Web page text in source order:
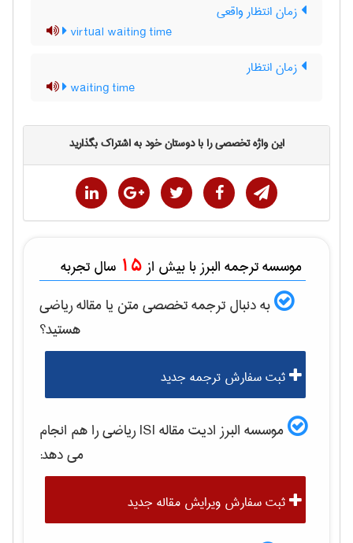
زمان انتظار واقعی
virtual waiting time
زمان انتظار
waiting time
این واژه تخصصی را با دوستان خود به اشتراک بگذارید
موسسه ترجمه البرز با بیش از 15 سال تجربه
به دنبال ترجمه تخصصی متن یا مقالهرياضی
هستید؟
ثبت سفارش ترجمه جدید
موسسه البرز ادیت مقاله ISI رياضیرا هم انجام
می دهد:
ثبت سفارش ویرایش مقاله جدید